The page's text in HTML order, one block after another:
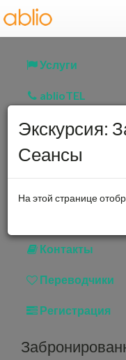
Экскурсия:
Сеансы
На этой странице
Услуги
ablioTEL
Бронирование
Деятельность
Контакты
Переводчики
Регистрация